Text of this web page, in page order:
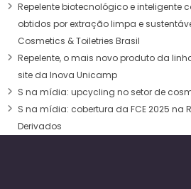
Repelente biotecnológico e inteligente
obtidos por extração limpa e
Cosmetics & Toiletries Brasil
Repelente, o mais novo produto da
site da Inova Unicamp
S na mídia: upcycling no setor de
S na mídia: cobertura da FCE 2025 na
Derivados